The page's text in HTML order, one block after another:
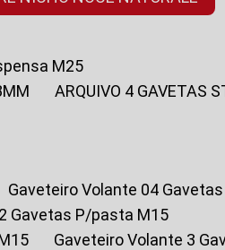
M25
ARQUIVO 4 GAVETAS
Gaveteiro Volante 04
Gavetas P/pasta M15
Gaveteiro Volante 3